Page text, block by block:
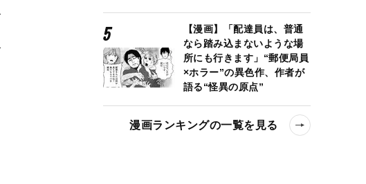
【漫画】「配達員は、普通
なら踏み込まないような場
所にも行きます」“郵便局員
×ホラー”の異色作、作者が
語る“怪異の原点”
漫画ランキングの一覧を見る